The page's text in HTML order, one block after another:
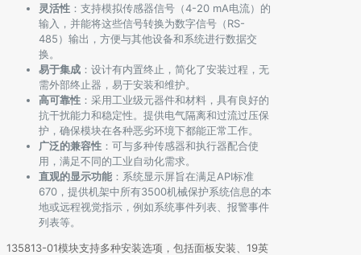
灵活性 ：支持模拟传感器信号（4-20 mA电流）的
输入，并能将这些信号转换为数字信号（RS-
485）输出，方便与其他设备和系统进行数据交
换。
易于集成 ：设计有内置终止，简化了安装过程，无
需外部终止器，易于安装和维护。
高可靠性 ：采用工业级元器件和材料，具有良好的
抗干扰能力和稳定性。提供电气隔离和过流过压保
护，确保模块在各种恶劣环境下都能正常工作。
广泛的兼容性 ：可与多种传感器和执行器配合使
用，满足不同的工业自动化需求。
直观的显示功能 ：系统显示屏旨在满足API标准
670，提供机架中所有3500机械保护系统信息的本
地或远程视觉指示，例如系统事件列表、报警事件
列表等。
135813-01模块支持多种安装选项，包括面板安装、19英